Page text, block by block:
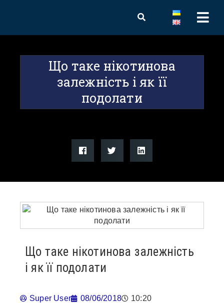
Що таке нікотинова
залежність і як її
подолати
Що таке нікотинова залежність
і як її подолати
Super User 08/06/2018 10:20